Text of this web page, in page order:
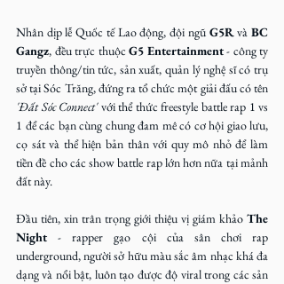
Nhân dịp lễ Quốc tế Lao động, đội ngũ G5R và BC
Gangz, đều trực thuộc G5 Entertainment - công ty
truyền thông/tin tức, sản xuất, quản lý nghệ sĩ có trụ
sở tại Sóc Trăng, đứng ra tổ chức một giải đấu có tên
'Đất Sóc Connect' với thể thức freestyle battle rap 1 vs
1 để các bạn cùng chung đam mê có cơ hội giao lưu,
cọ sát và thể hiện bản thân với quy mô nhỏ để làm
tiền đề cho các show battle rap lớn hơn nữa tại mảnh
đất này.
Đầu tiên, xin trân trọng giới thiệu vị giám khảo The
Night - rapper gạo cội của sân chơi rap
underground, người sở hữu màu sắc âm nhạc khá đa
dạng và nổi bật, luôn tạo được độ viral trong các sản